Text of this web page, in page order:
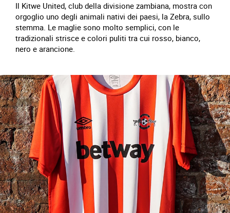
Il Kitwe United, club della divisione zambiana, mostra con
orgoglio uno degli animali nativi dei paesi, la Zebra, sullo
stemma. Le maglie sono molto semplici, con le
tradizionali strisce e colori puliti tra cui rosso, bianco,
nero e arancione.